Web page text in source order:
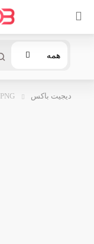
همه
دیجیت باکس PNG وکتور-گلدان